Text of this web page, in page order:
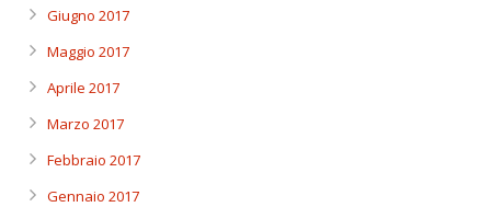
Giugno 2017
Maggio 2017
Aprile 2017
Marzo 2017
Febbraio 2017
Gennaio 2017